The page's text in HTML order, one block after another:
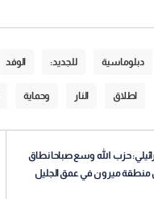
دبلوماسية للجديد: الوفد
اطلاق النار وحماية
حزب الله وسع صباحا نطاق
منطقة ميرون في عمق الجليل